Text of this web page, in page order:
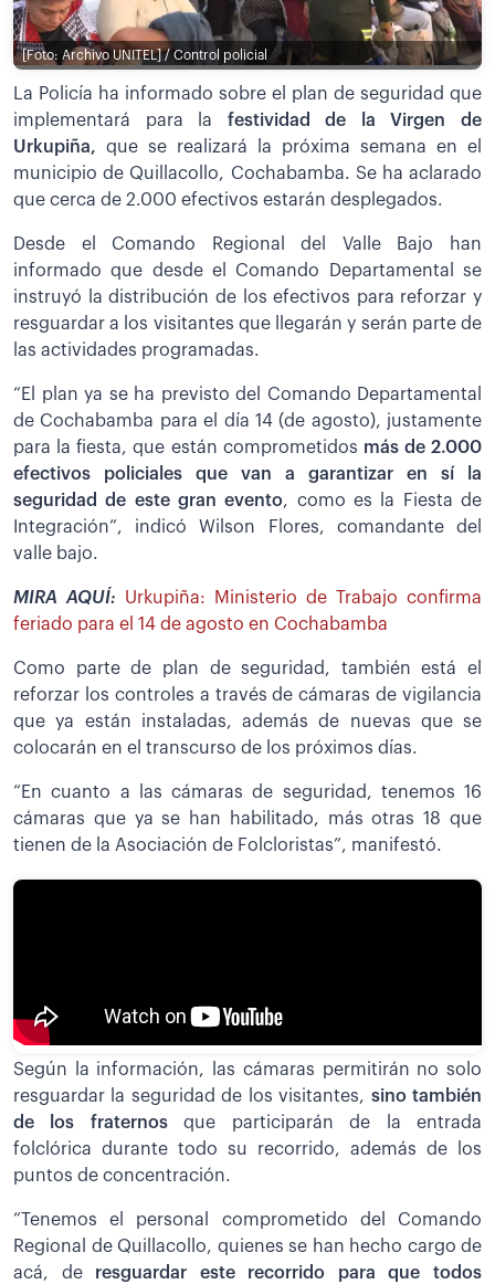
[Foto: Archivo UNITEL] / Control policial
La Policía ha informado sobre el plan de seguridad que
implementará para la festividad de la Virgen de
Urkupiña, que se realizará la próxima semana en el
municipio de Quillacollo, Cochabamba. Se ha aclarado
que cerca de 2.000 efectivos estarán desplegados.
Desde el Comando Regional del Valle Bajo han
informado que desde el Comando Departamental se
instruyó la distribución de los efectivos para reforzar y
resguardar a los visitantes que llegarán y serán parte de
las actividades programadas.
“El plan ya se ha previsto del Comando Departamental
de Cochabamba para el día 14 (de agosto), justamente
para la fiesta, que están comprometidos más de 2.000
efectivos policiales que van a garantizar en sí la
seguridad de este gran evento, como es la Fiesta de
Integración”, indicó Wilson Flores, comandante del
valle bajo.
MIRA AQUÍ: Urkupiña: Ministerio de Trabajo confirma
feriado para el 14 de agosto en Cochabamba
Como parte de plan de seguridad, también está el
reforzar los controles a través de cámaras de vigilancia
que ya están instaladas, además de nuevas que se
colocarán en el transcurso de los próximos días.
“En cuanto a las cámaras de seguridad, tenemos 16
cámaras que ya se han habilitado, más otras 18 que
tienen de la Asociación de Folcloristas”, manifestó.
Según la información, las cámaras permitirán no solo
resguardar la seguridad de los visitantes, sino también
de los fraternosque participarán de la entrada
folclórica durante todo su recorrido, además de los
puntos de concentración.
“Tenemos el personal comprometido del Comando
Regional de Quillacollo, quienes se han hecho cargo de
acá, de resguardar este recorrido para que todos